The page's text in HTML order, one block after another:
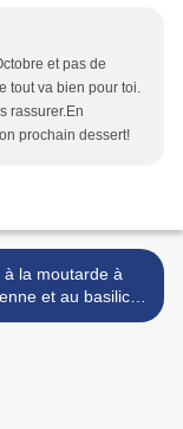
et pas de
tout va bien pour toi.
rassurer.En
prochain dessert!
à la moutarde à
et au basilic
(MAP) trooop bon! >